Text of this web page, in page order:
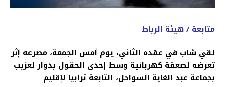
متابعة / هيئة الرباط
لقي شاب في عقده الثاني، يوم أمس الجمعة، مصرعه إثر
تعرضه لصعقة كهربائية وسط إحدى الحقول بدوار لعزيب
بجماعة عبد الغاية السواحل، التابعة ترابيا لإقليم